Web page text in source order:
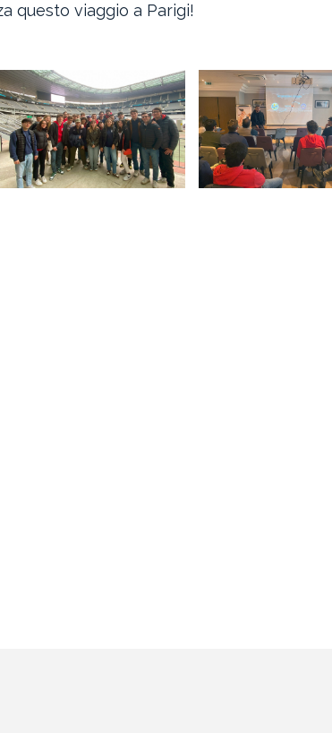
questo viaggio a Parigi!